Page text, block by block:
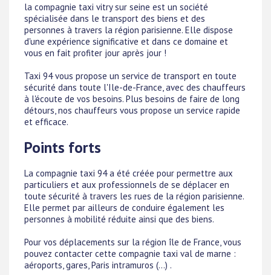
la compagnie taxi vitry sur seine est un société
spécialisée dans le transport des biens et des
personnes à travers la région parisienne. Elle dispose
d'une expérience significative et dans ce domaine et
vous en fait profiter jour après jour !
Taxi 94 vous propose un service de transport en toute
sécurité dans toute l'Ile-de-France, avec des chauffeurs
à l'écoute de vos besoins. Plus besoins de faire de long
détours, nos chauffeurs vous propose un service rapide
et efficace.
Points forts
La compagnie taxi 94 a été créée pour permettre aux
particuliers et aux professionnels de se déplacer en
toute sécurité à travers les rues de la région parisienne.
Elle permet par ailleurs de conduire également les
personnes à mobilité réduite ainsi que des biens.
Pour vos déplacements sur la région île de France, vous
pouvez contacter cette compagnie taxi val de marne :
aéroports, gares, Paris intramuros (...) .